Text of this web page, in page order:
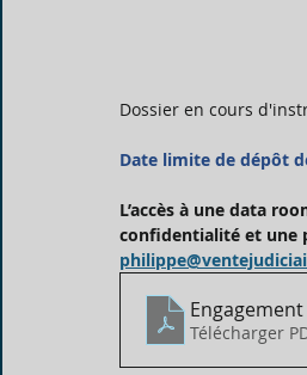
Dossier en cours
Date limite de dépôt
L’accès à une data
confidentialité et une
Télécharger